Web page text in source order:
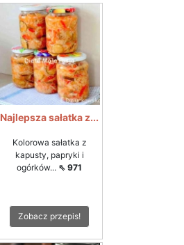
Najlepsza sałatka z...
Kolorowa sałatka z
kapusty, papryki i
ogórków... ⇖ 971
Zobacz przepis!